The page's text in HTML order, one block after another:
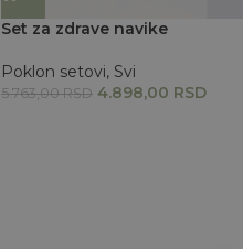
Set za zdrave navike
Poklon setovi, Svi
5.763,00RSD 4.898,00 RSD